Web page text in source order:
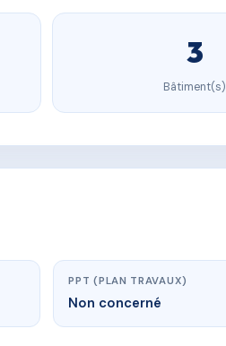
3
Bâtiment(s)
PPT (PLAN TRAVAUX)
Non concerné